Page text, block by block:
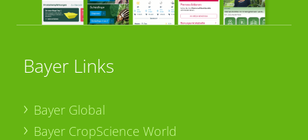
Bayer Links
Bayer Global
Bayer CropScience World